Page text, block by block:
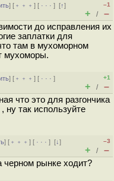
] [ ﹢﹢﹢] [ · · ·][↑]
–1
+ / –
до исправления их
заплатки для
там в мухоморном
мухоморы.
] [ ﹢﹢﹢] [ · · ·]
+1
+ / –
что это для разгончика
ну так используйте
] [ ﹢﹢﹢] [ · · ·][↓]
–3
+ / –
черном рынке ходит?